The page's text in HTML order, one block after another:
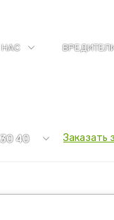
НАС
40 Заказать